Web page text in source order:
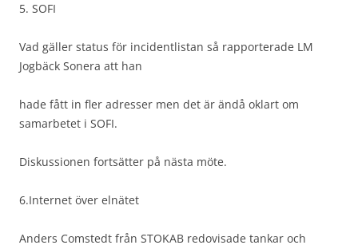
5. SOFI
Vad gäller status för incidentlistan så rapporterade LM
Jogbäck Sonera att han
hade fått in fler adresser men det är ändå oklart om
samarbetet i SOFI.
Diskussionen fortsätter på nästa möte.
6.Internet över elnätet
Anders Comstedt från STOKAB redovisade tankar och